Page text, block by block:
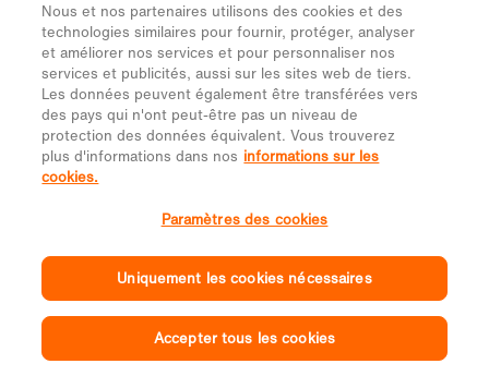
Nous et nos partenaires utilisons des cookies et des
technologies similaires pour fournir, protéger, analyser
et améliorer nos services et pour personnaliser nos
services et publicités, aussi sur les sites web de tiers.
Les données peuvent également être transférées vers
des pays qui n'ont peut-être pas un niveau de
protection des données équivalent. Vous trouverez
plus d'informations dans nos informations sur les
cookies.
Paramètres des cookies
Uniquement les cookies nécessaires
Accepter tous les cookies